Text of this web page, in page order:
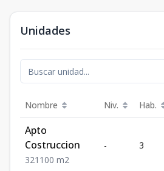
Unidades
Nombre Niv. Hab.
Apto
Costruccion
321 100 m2
- 3